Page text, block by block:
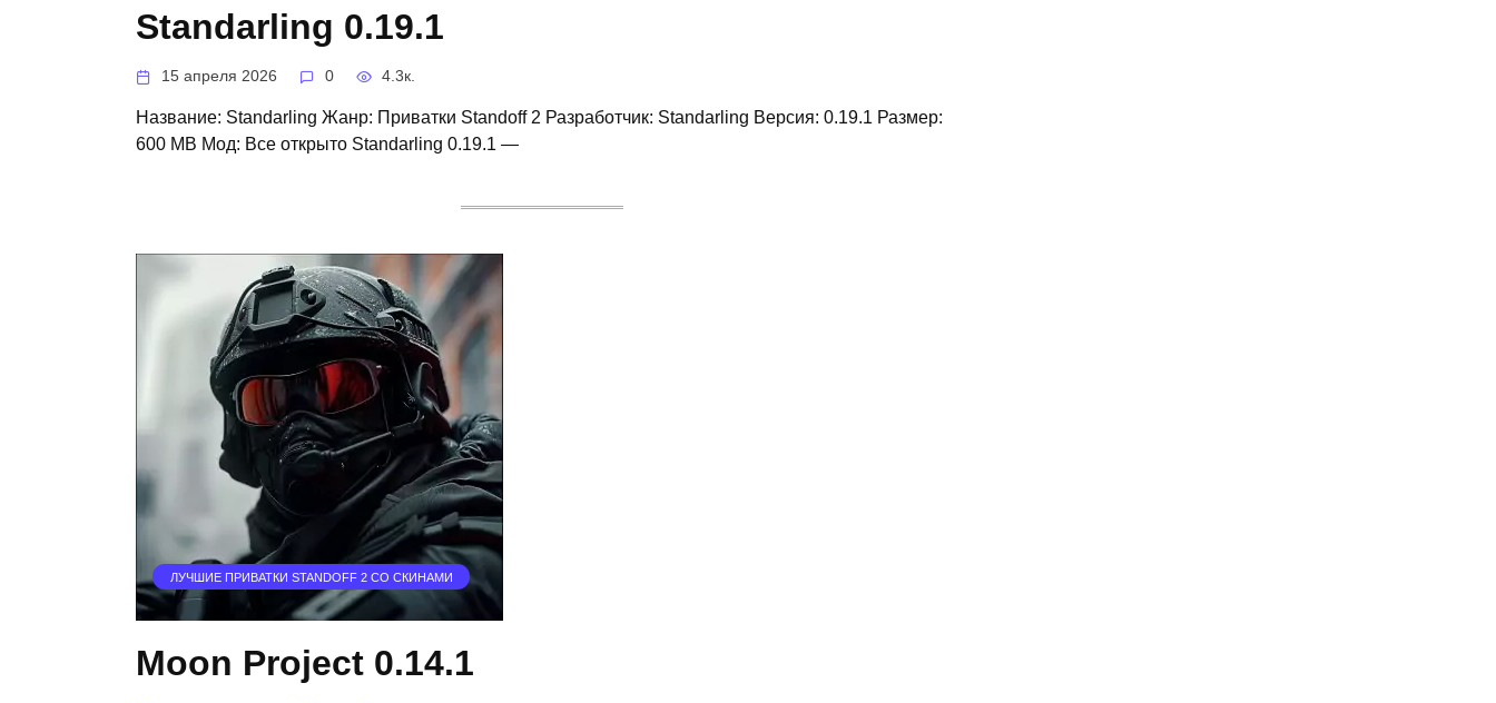
Standarling 0.19.1
15 апреля 2026 0 4.3к.
Название: Standarling Жанр: Приватки Standoff 2 Разработчик: Standarling Версия: 0.19.1 Размер:
600 MB Мод: Все открыто Standarling 0.19.1 —
ЛУЧШИЕ ПРИВАТКИ STANDOFF 2 СО СКИНАМИ
Moon Project 0.14.1